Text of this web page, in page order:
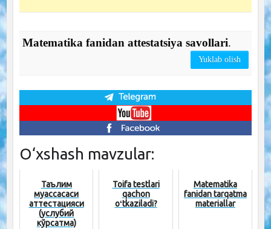
Matematika fanidan attestatsiya savollari.
Yuklab olish
O‘xshash mavzular:
Таълим
муассасаси
аттестацияси
(услубий
кўрсатма)
Toifa testlari
qachon
oʻtkaziladi?
Matematika
fanidan tarqatma
materiallar